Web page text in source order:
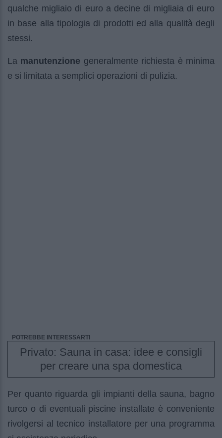
qualche migliaio di euro a decine di migliaia di euro
in base alla tipologia di prodotti ed alla qualità degli
stessi.
La manutenzione generalmente richiesta è minima
e si limitata a semplici operazioni di pulizia.
POTREBBE INTERESSARTI
Privato: Sauna in casa: idee e consigli
per creare una spa domestica
Per quanto riguarda gli impianti della sauna, bagno
turco o di eventuali piscine installate è conveniente
rivolgersi al tecnico installatore per una programma